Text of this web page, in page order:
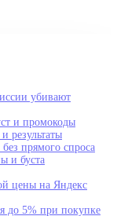
убивают
и промокоды
результаты
прямого спроса
и буста
цены на Яндекс
до 5% при покупке